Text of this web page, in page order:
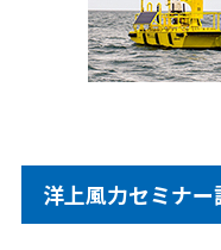
お問い合わせ
English
洋上風力セミナー